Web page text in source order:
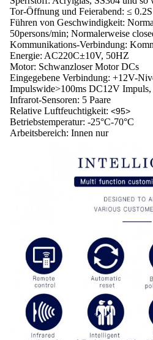
Tor-Öffnung und Feierabend: ≤ 0.2S
Führen von Geschwindigkeit:
50persons/min; Normalerweise
Kommunikations-Verbindung:
Energie: AC220C±10V, 50HZ
Motor: Schwanzloser Motor DCs
Eingegebene Verbindung: +12V-
Impulswide>100ms DC12V
Infrarot-Sensoren: 5 Paare
Relative Luftfeuchtigkeit: <95>
Betriebstemperatur: -25°C-70°C
Arbeitsbereich: Innen nur